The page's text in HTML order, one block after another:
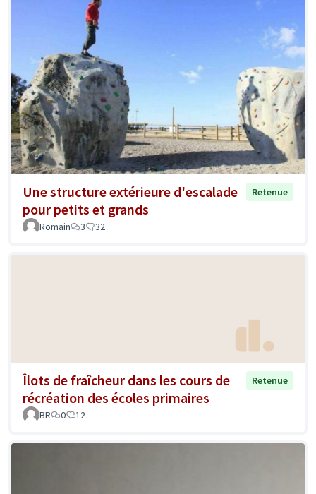
Une structure extérieure d'escalade
pour petits et grands
Retenue
Romain 3 32
Îlots de fraîcheur dans les cours de
récréation des écoles primaires
Retenue
BR 0 12